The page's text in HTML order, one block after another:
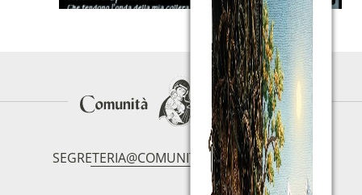
SEGRETERIA@COMUNITAMAGNIFICAT.ORG